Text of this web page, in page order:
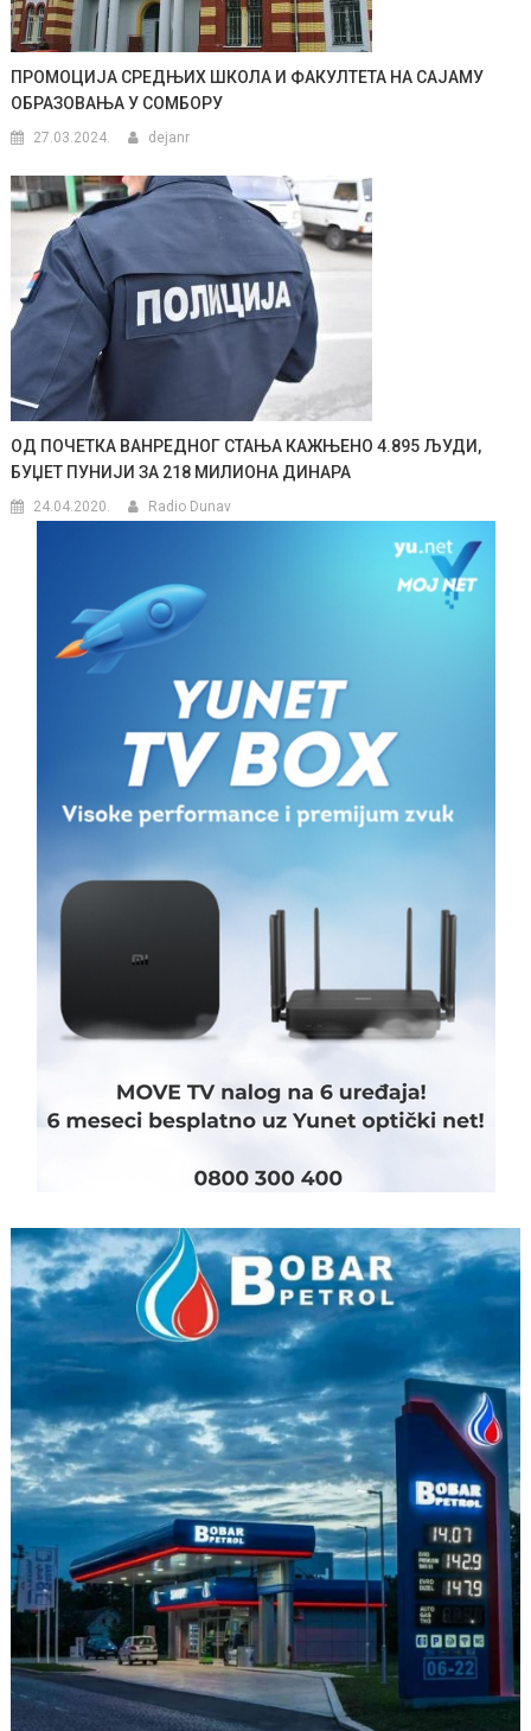
ПРОМОЦИЈА СРЕДЊИХ ШКОЛА И ФАКУЛТЕТА НА САЈАМУ
ОБРАЗОВАЊА У СОМБОРУ
27.03.2024. dejanr
ОД ПОЧЕТКА ВАНРЕДНОГ СТАЊА КАЖЊЕНО 4.895 ЉУДИ,
БУЏЕТ ПУНИЈИ ЗА 218 МИЛИОНА ДИНАРА
24.04.2020. Radio Dunav